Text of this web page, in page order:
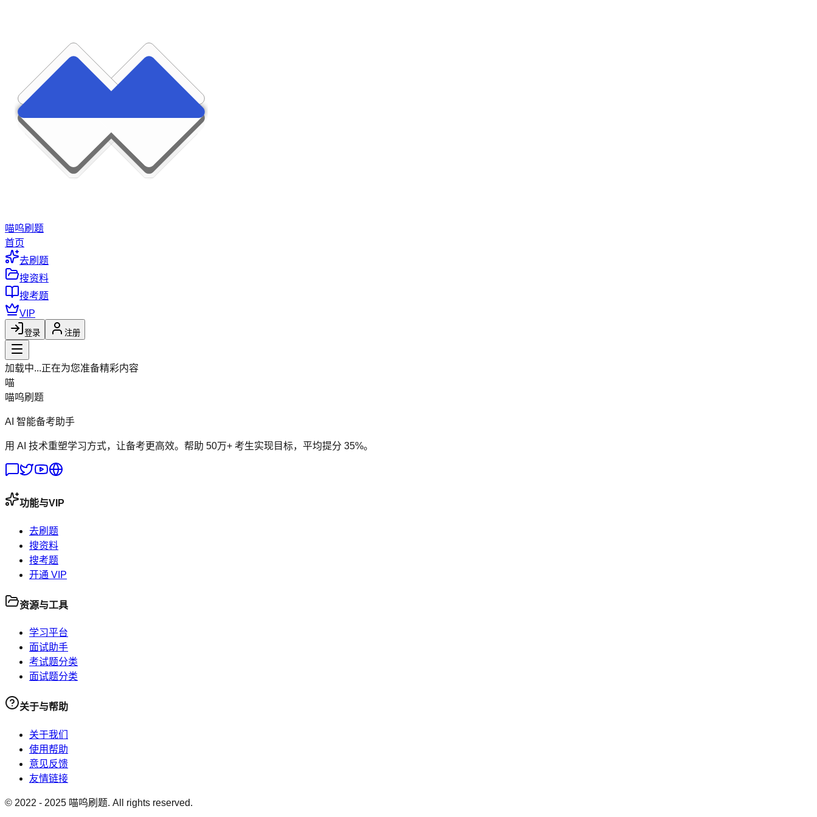
喵呜刷题
首页
去刷题
搜资料
搜考题
VIP
登录 注册
加载中...正在为您准备精彩内容
喵
喵呜刷题
AI 智能备考助手
用 AI 技术重塑学习方式，让备考更高效。帮助 50万+ 考生实现目标，平均提分 35%。
功能与VIP
去刷题
搜资料
搜考题
开通 VIP
资源与工具
学习平台
面试助手
考试题分类
面试题分类
关于与帮助
关于我们
使用帮助
意见反馈
友情链接
© 2022 - 2025 喵呜刷题. All rights reserved.